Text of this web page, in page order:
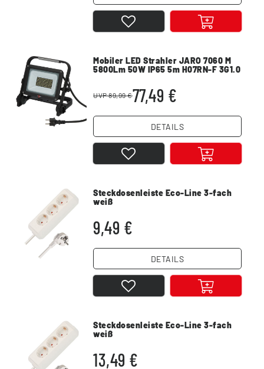
Mobiler LED Strahler JARO 7060 M
5800Lm 50W IP65 5m H07RN-F 3G1.0
UVP 89,99 €77,49 €
DETAILS
Steckdosenleiste Eco-Line 3-fach
weiß
9,49 €
DETAILS
Steckdosenleiste Eco-Line 3-fach
weiß
13,49 €